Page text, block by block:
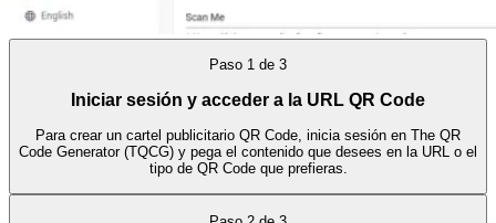
Paso 1 de 3
Iniciar sesión y acceder a la URL QR Code
Para crear un cartel publicitario QR Code, inicia sesión en The QR
Code Generator (TQCG) y pega el contenido que desees en la URL o el
tipo de QR Code que prefieras.